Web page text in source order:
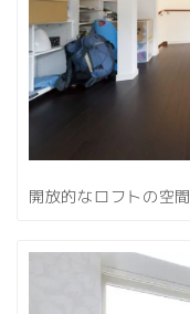
開放的なロフトの空間